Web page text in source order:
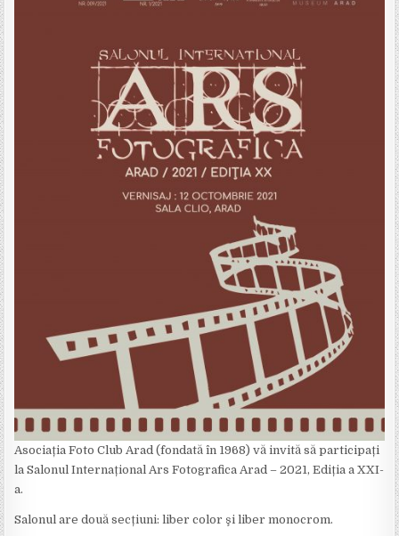
Asociația Foto Club Arad (fondată în 1968) vă invită să participați
la Salonul Internațional Ars Fotografica Arad – 2021, Ediția a XXI-
a.
Salonul are două secțiuni: liber color şi liber monocrom.